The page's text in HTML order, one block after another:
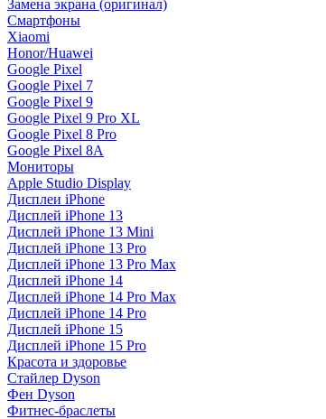
Замена экрана (оригинал)
Смартфоны
Xiaomi
Honor/Huawei
Google Pixel
Google Pixel 7
Google Pixel 9
Google Pixel 9 Pro XL
Google Pixel 8 Pro
Google Pixel 8A
Мониторы
Apple Studio Display
Дисплеи iPhone
Дисплей iPhone 13
Дисплей iPhone 13 Mini
Дисплей iPhone 13 Pro
Дисплей iPhone 13 Pro Max
Дисплей iPhone 14
Дисплей iPhone 14 Pro Max
Дисплей iPhone 14 Pro
Дисплей iPhone 15
Дисплей iPhone 15 Pro
Красота и здоровье
Стайлер Dyson
Фен Dyson
Фитнес-браслеты